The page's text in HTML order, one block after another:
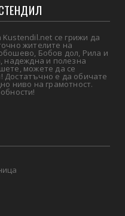
се грижи да
жителите на
Бобов дол, Рила и
надеждна и полезна
можете да се
е да обичате
ниво на грамотност.